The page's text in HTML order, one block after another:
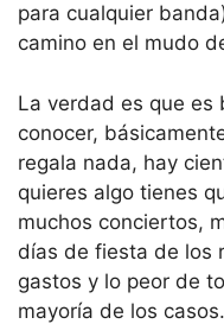
para cualquier
camino en el mudo
La verdad es que es
conocer,
regala nada, hay
quieres algo tienes
muchos conciertos,
días de fiesta de los
gastos y lo peor de
mayoría de los